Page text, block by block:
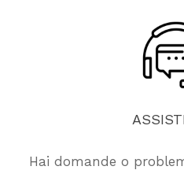
Hai domande o